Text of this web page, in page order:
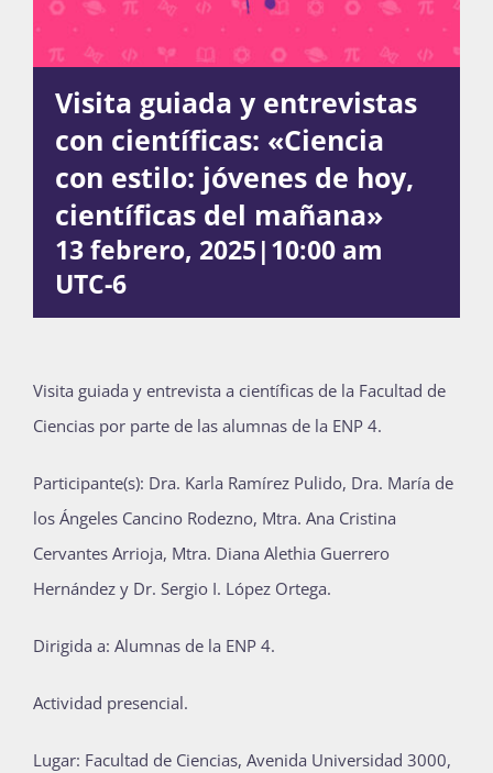
La Boletina
Blog
Súmate
Publicaciones
Visita guiada y entrevistas
con científicas: «Ciencia
con estilo: jóvenes de hoy,
científicas del mañana»
13 febrero, 2025|10:00 am
UTC-6
Visita guiada y entrevista a científicas de la Facultad de
Ciencias por parte de las alumnas de la ENP 4.
Participante(s): Dra. Karla Ramírez Pulido, Dra. María de
los Ángeles Cancino Rodezno, Mtra. Ana Cristina
Cervantes Arrioja, Mtra. Diana Alethia Guerrero
Hernández y Dr. Sergio I. López Ortega.
Dirigida a: Alumnas de la ENP 4.
Actividad presencial.
Lugar: Facultad de Ciencias, Avenida Universidad 3000,